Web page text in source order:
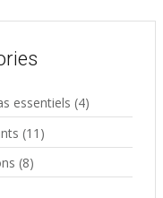
essentiels (4)
(11)
(8)